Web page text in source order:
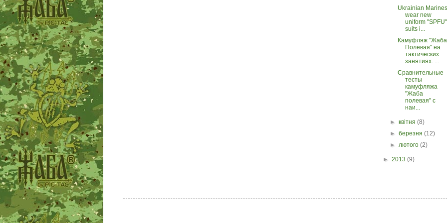
Ukrainian Marines
wear new
uniform "SPFU"
suits i...
Камуфляж "Жаба
Полевая" на
тактических
занятиях. ...
Сравнительные
тесты
камуфляжа
"Жаба
полевая" с
наи...
►квітня(8)
►березня(12)
► лютого(2)
► 2013 (9)